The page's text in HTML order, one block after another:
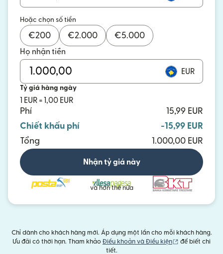
Hoặc chọn số tiền
€200 €2.000 €5.000
Họ nhận tiền
EUR
Tỷ giá hàng ngày
1 EUR = 1,00 EUR
Phí
15,99 EUR
Chiết khấu phí
-15,99 EUR
Tổng
1.000,00 EUR
Nhận tỷ giá này
và hơn thế nữa
Chỉ dành cho khách hàng mới. Áp dụng một lần cho mỗi khách hàng.
Ưu đãi có thời hạn. Tham khảo Điều khoản và Điều kiện (mở trong cửa
để biết chi
tiết.